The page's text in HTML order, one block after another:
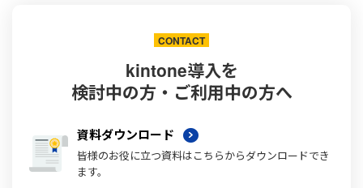
CONTACT
kintone導入を
検討中の方・ご利用中の方へ
資料ダウンロード
皆様のお役に立つ資料はこちらからダウンロードでき
ます。